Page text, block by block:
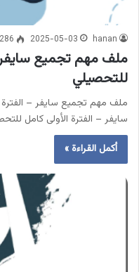
hanan
2025-05-03
286
ملف مهم تجميع سايفر
للتحصيلي
ملف مهم تجميع سايفر –
سايفر – الفترة الأولى كامل
أكمل القراءة »